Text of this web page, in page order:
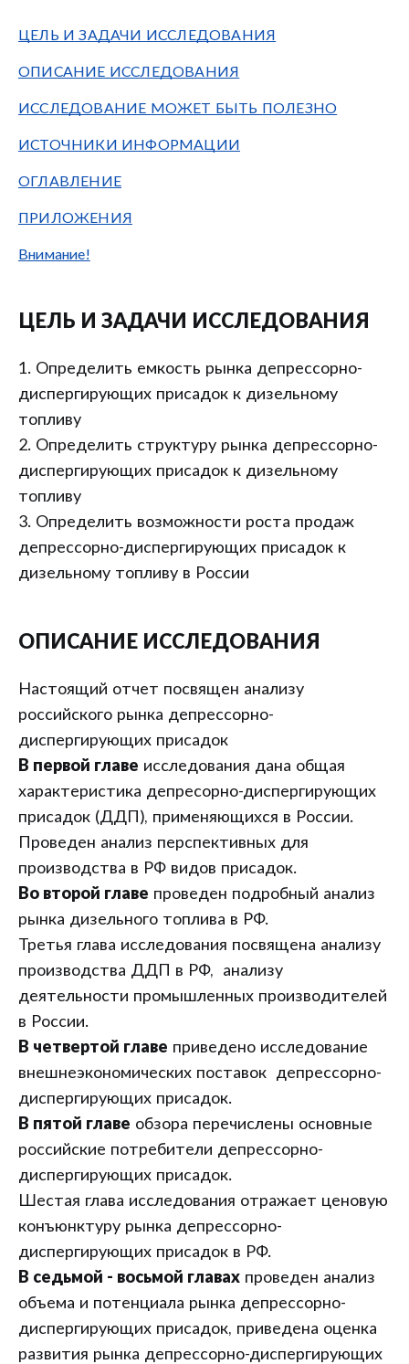
ЦЕЛЬ И ЗАДАЧИ ИССЛЕДОВАНИЯ
ОПИСАНИЕ ИССЛЕДОВАНИЯ
ИССЛЕДОВАНИЕ МОЖЕТ БЫТЬ ПОЛЕЗНО
ИСТОЧНИКИ ИНФОРМАЦИИ
ОГЛАВЛЕНИЕ
ПРИЛОЖЕНИЯ
Внимание!
ЦЕЛЬ И ЗАДАЧИ ИССЛЕДОВАНИЯ
1. Определить емкость рынка депрессорно-
диспергирующих присадок к дизельному
топливу
2. Определить структуру рынка депрессорно-
диспергирующих присадок к дизельному
топливу
3. Определить возможности роста продаж
депрессорно-диспергирующих присадок к
дизельному топливу в России
ОПИСАНИЕ ИССЛЕДОВАНИЯ
Настоящий отчет посвящен анализу
российского рынка депрессорно-
диспергирующих присадок
В первой главе исследования дана общая
характеристика депресорно-диспергирующих
присадок (ДДП), применяющихся в России.
Проведен анализ перспективных для
производства в РФ видов присадок.
Во второй главе проведен подробный анализ
рынка дизельного топлива в РФ.
Третья глава исследования посвящена анализу
производства ДДП в РФ, анализу
деятельности промышленных производителей
в России.
В четвертой главе приведено исследование
внешнеэкономических поставок депрессорно-
диспергирующих присадок.
В пятой главе обзора перечислены основные
российские потребители депрессорно-
диспергирующих присадок.
Шестая глава исследования отражает ценовую
конъюнктуру рынка депрессорно-
диспергирующих присадок в РФ.
В седьмой - восьмой главах проведен анализ
объема и потенциала рынка депрессорно-
диспергирующих присадок, приведена оценка
развития рынка депрессорно-диспергирующих